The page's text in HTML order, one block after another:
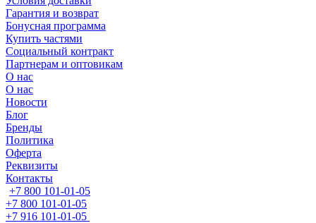
Гарантия и возврат
Бонусная программа
Купить частями
Социальный контракт
Партнерам и оптовикам
О нас
О нас
Новости
Блог
Бренды
Политика
Оферта
Реквизиты
Контакты
+7 800 101-01-05
+7 800 101-01-05
+7 916 101-01-05